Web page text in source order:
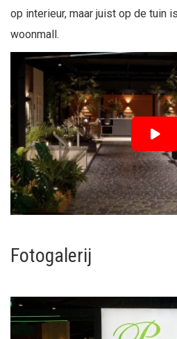
op interieur, maar juist op de tuin
woonmall.
Fotogalerij